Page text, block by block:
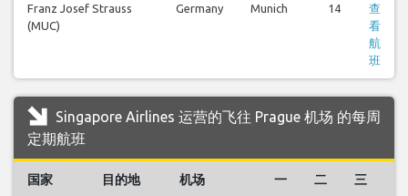
Franz Josef Strauss
(MUC)
Germany Munich 14
查
看
航
班
Singapore Airlines 运营的飞往 Prague 机场 的每周
定期航班
国家 目的地 机场 一 二 三